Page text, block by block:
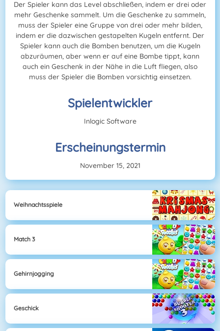
Der Spieler kann das Level abschließen, indem er drei oder
mehr Geschenke sammelt. Um die Geschenke zu sammeln,
muss der Spieler eine Gruppe von drei oder mehr bilden,
indem er die dazwischen gestapelten Kugeln entfernt. Der
Spieler kann auch die Bomben benutzen, um die Kugeln
abzuräumen, aber wenn er auf eine Bombe tippt, kann
auch ein Geschenk in der Nähe in die Luft fliegen, also
muss der Spieler die Bomben vorsichtig einsetzen.
Spielentwickler
Inlogic Software
Erscheinungstermin
November 15, 2021
Weihnachtsspiele
Match 3
Gehirnjogging
Geschick